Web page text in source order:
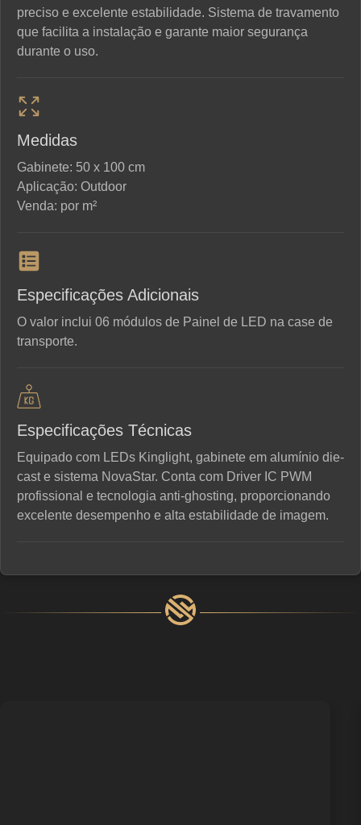
preciso e excelente estabilidade. Sistema de travamento
que facilita a instalação e garante maior segurança
durante o uso.
Medidas
Gabinete: 50 x 100 cm
Aplicação: Outdoor
Venda: por m²
Especificações Adicionais
O valor inclui 06 módulos de Painel de LED na case de
transporte.
Especificações Técnicas
Equipado com LEDs Kinglight, gabinete em alumínio die-
cast e sistema NovaStar. Conta com Driver IC PWM
profissional e tecnologia anti-ghosting, proporcionando
excelente desempenho e alta estabilidade de imagem.
Para concluir seu pedido clique no botão
O item foi adicionado ao seu pedido de